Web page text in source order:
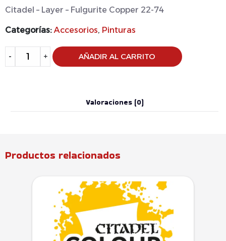
Citadel – Layer – Fulgurite Copper 22-74
Categorías: Accesorios, Pinturas
- + AÑADIR AL CARRITO
Alternative:
Valoraciones (0)
Productos relacionados